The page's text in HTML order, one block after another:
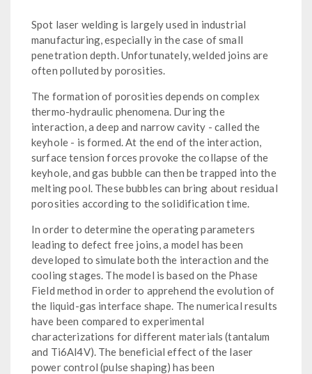
Spot laser welding is largely used in industrial
manufacturing, especially in the case of small
penetration depth. Unfortunately, welded joins are
often polluted by porosities.
The formation of porosities depends on complex
thermo-hydraulic phenomena. During the
interaction, a deep and narrow cavity - called the
keyhole - is formed. At the end of the interaction,
surface tension forces provoke the collapse of the
keyhole, and gas bubble can then be trapped into the
melting pool. These bubbles can bring about residual
porosities according to the solidification time.
In order to determine the operating parameters
leading to defect free joins, a model has been
developed to simulate both the interaction and the
cooling stages. The model is based on the Phase
Field method in order to apprehend the evolution of
the liquid-gas interface shape. The numerical results
have been compared to experimental
characterizations for different materials (tantalum
and Ti6Al4V). The beneficial effect of the laser
power control (pulse shaping) has been